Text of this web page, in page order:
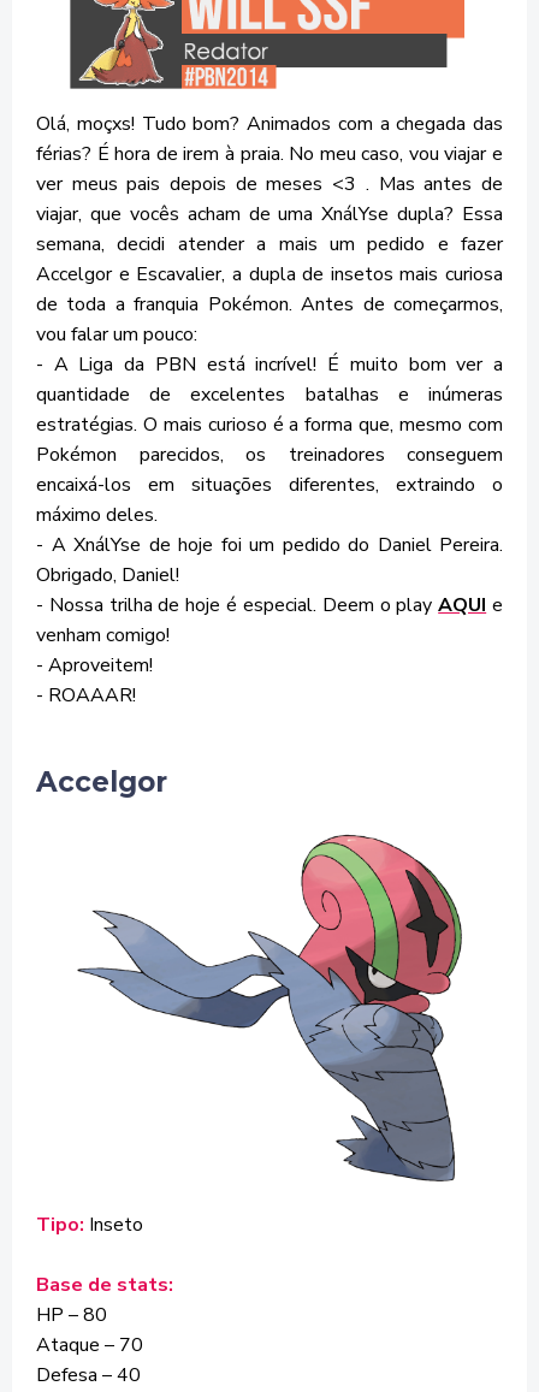
Olá, moçxs! Tudo bom? Animados com a chegada das
férias? É hora de irem à praia. No meu caso, vou viajar e
ver meus pais depois de meses <3 . Mas antes de
viajar, que vocês acham de uma XnálYse dupla? Essa
semana, decidi atender a mais um pedido e fazer
Accelgor e Escavalier, a dupla de insetos mais curiosa
de toda a franquia Pokémon. Antes de começarmos,
vou falar um pouco:
- A Liga da PBN está incrível! É muito bom ver a
quantidade de excelentes batalhas e inúmeras
estratégias. O mais curioso é a forma que, mesmo com
Pokémon parecidos, os treinadores conseguem
encaixá-los em situações diferentes, extraindo o
máximo deles.
- A XnálYse de hoje foi um pedido do Daniel Pereira.
Obrigado, Daniel!
- Nossa trilha de hoje é especial. Deem o playAQUI e
venham comigo!
- Aproveitem!
- ROAAAR!
Accelgor
Tipo: Inseto
Base de stats:
HP – 80
Ataque – 70
Defesa – 40